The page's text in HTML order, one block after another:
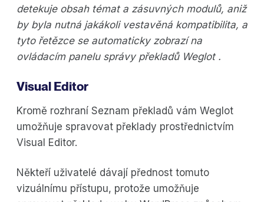
detekuje obsah témat a zásuvných modulů, aniž
by byla nutná jakákoli vestavěná kompatibilita, a
tyto řetězce se automaticky zobrazí na
ovládacím panelu správy překladů Weglot .
Visual Editor
Kromě rozhraní Seznam překladů vám Weglot
umožňuje spravovat překlady prostřednictvím
Visual Editor.
Někteří uživatelé dávají přednost tomuto
vizuálnímu přístupu, protože umožňuje